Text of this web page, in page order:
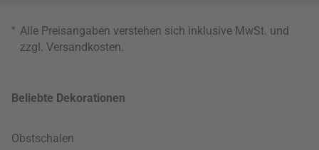
* Alle Preisangaben verstehen sich inklusive MwSt. und
zzgl. Versandkosten
Beliebte Dekorationen
Obstschalen